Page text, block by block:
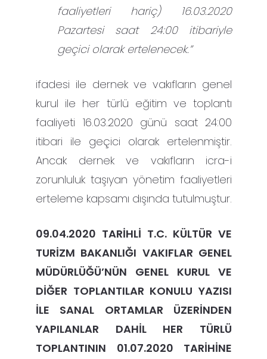
faaliyetleri hariç) 16.03.2020
Pazartesi saat 24:00 itibariyle
geçici olarak ertelenecek.”
ifadesi ile dernek ve vakıfların genel
kurul ile her türlü eğitim ve toplantı
faaliyeti 16.03.2020 günü saat 24:00
itibari ile geçici olarak ertelenmiştir.
Ancak dernek ve vakıfların icra-i
zorunluluk taşıyan yönetim faaliyetleri
erteleme kapsamı dışında tutulmuştur.
09.04.2020 TARİHLİ T.C. KÜLTÜR VE
TURİZM BAKANLIĞI VAKIFLAR GENEL
MÜDÜRLÜĞÜ’NÜN GENEL KURUL VE
DİĞER TOPLANTILAR KONULU YAZISI
İLE SANAL ORTAMLAR ÜZERİNDEN
YAPILANLAR DAHİL HER TÜRLÜ
TOPLANTININ 01.07.2020 TARİHİNE